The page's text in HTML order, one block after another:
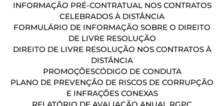
INFORMAÇÃO PRÉ-CONTRATUAL NOS CONTRATOS
CELEBRADOS À DISTÂNCIA
FORMULÁRIO DE INFORMAÇÃO SOBRE O DIREITO
DE LIVRE RESOLUÇÃO
DIREITO DE LIVRE RESOLUÇÃO NOS CONTRATOS À
DISTÂNCIA
PROMOÇÕESCÓDIGO DE CONDUTA
PLANO DE PREVENÇÃO DE RISCOS DE CORRUPÇÃO
E INFRAÇÕES CONEXAS